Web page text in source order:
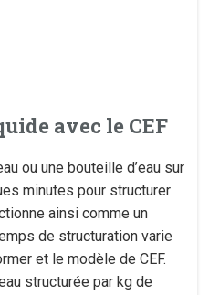
avec le CEF
ou une bouteille d’eau sur
minutes pour structurer
ainsi comme un
de structuration varie
et le modèle de CEF.
structurée par kg de